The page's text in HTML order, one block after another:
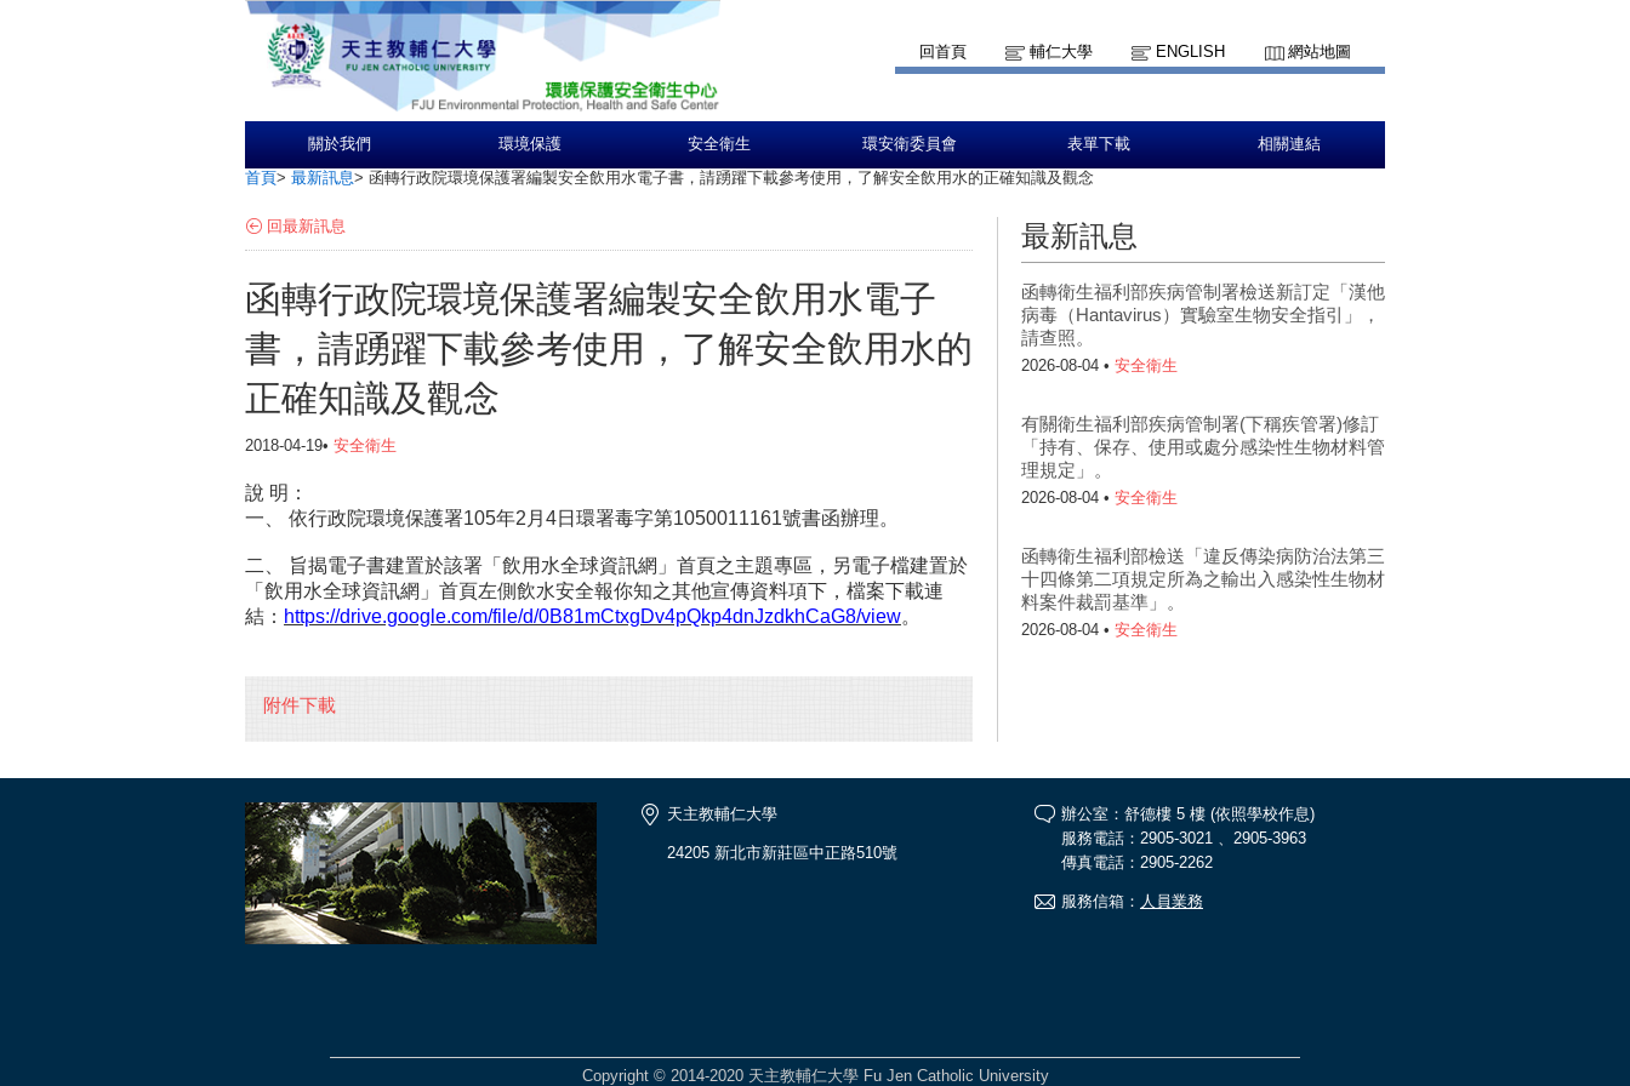
回首頁 輔仁大學 ENGLISH 網站地圖
關於我們 環境保護 安全衛生 環安衛委員會 表單下載 相關連結
首頁> 最新訊息> 函轉行政院環境保護署編製安全飲用水電子書，請踴躍下載參考使用，了解安全飲用水的正確知識及觀念
回最新訊息
函轉行政院環境保護署編製安全飲用水電子
書，請踴躍下載參考使用，了解安全飲用水的
正確知識及觀念
2018-04-19• 安全衛生
說 明：
一、
依行政院環境保護署105年2月4日環署毒字第1050011161號書函辦理。
二、
旨揭電子書建置於該署「飲用水全球資訊網」首頁之主題專區，另電子檔建置於
「飲用水全球資訊網」首頁左側飲水安全報你知之其他宣傳資料項下，檔案下載連
結： https://drive.google.com/file/d/0B81mCtxgDv4pQkp4dnJzdkhCaG8/view。
附件下載
最新訊息
函轉衛生福利部疾病管制署檢送新訂定「漢他
病毒（Hantavirus）實驗室生物安全指引」，
請查照。
2026-08-04 • 安全衛生
有關衛生福利部疾病管制署(下稱疾管署)修訂
「持有、保存、使用或處分感染性生物材料管
理規定」。
2026-08-04 • 安全衛生
函轉衛生福利部檢送「違反傳染病防治法第三
十四條第二項規定所為之輸出入感染性生物材
料案件裁罰基準」。
2026-08-04 • 安全衛生
天主教輔仁大學
24205 新北市新莊區中正路510號
辦公室：舒德樓 5 樓 (依照學校作息)
服務電話：2905-3021 、2905-3963
傳真電話：2905-2262
服務信箱： 人員業務
Copyright © 2014-2020 天主教輔仁大學 Fu Jen Catholic University